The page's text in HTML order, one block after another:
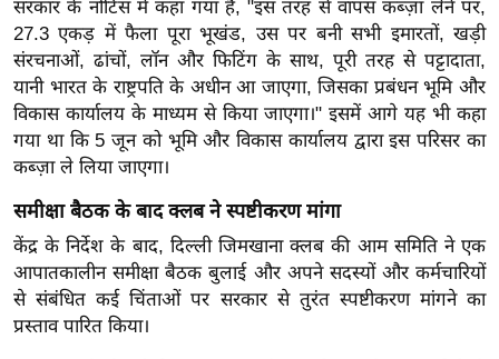
टो
व
र्ल्ड
न्यू
ज
ब्री
फ
म
नो
रं
ज
सरकार के नोटिस में कहा गया है, "इस तरह से वापस कब्ज़ा लेने पर,
27.3 एकड़ में फैला पूरा भूखंड, उस पर बनी सभी इमारतों, खड़ी
संरचनाओं, ढांचों, लॉन और फिटिंग के साथ, पूरी तरह से पट्टादाता,
यानी भारत के राष्ट्रपति के अधीन आ जाएगा, जिसका प्रबंधन भूमि और
विकास कार्यालय के माध्यम से किया जाएगा।" इसमें आगे यह भी कहा
गया था कि 5 जून को भूमि और विकास कार्यालय द्वारा इस परिसर का
कब्ज़ा ले लिया जाएगा।
समीक्षा बैठक के बाद क्लब ने स्पष्टीकरण मांगा
केंद्र के निर्देश के बाद, दिल्ली जिमखाना क्लब की आम समिति ने एक
आपातकालीन समीक्षा बैठक बुलाई और अपने सदस्यों और कर्मचारियों
से संबंधित कई चिंताओं पर सरकार से तुरंत स्पष्टीकरण मांगने का
प्रस्ताव पारित किया।